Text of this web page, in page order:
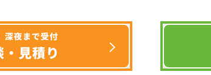
夜まで受付
見積り